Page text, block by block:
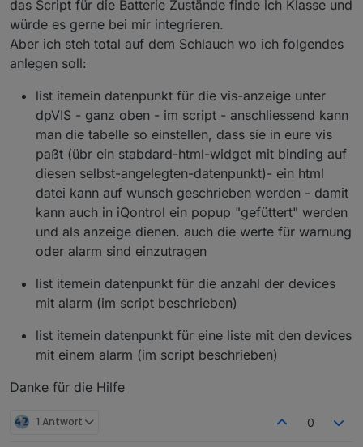
das Script für die Batterie Zustände finde ich Klasse und
würde es gerne bei mir integrieren.
Aber ich steh total auf dem Schlauch wo ich folgendes
anlegen soll:
list itemein datenpunkt für die vis-anzeige unter
dpVIS - ganz oben - im script - anschliessend kann
man die tabelle so einstellen, dass sie in eure vis
paßt (übr ein stabdard-html-widget mit binding auf
diesen selbst-angelegten-datenpunkt)- ein html
datei kann auf wunsch geschrieben werden - damit
kann auch in iQontrol ein popup "gefüttert" werden
und als anzeige dienen. auch die werte für warnung
oder alarm sind einzutragen
list itemein datenpunkt für die anzahl der devices
mit alarm (im script beschrieben)
list itemein datenpunkt für eine liste mit den devices
mit einem alarm (im script beschrieben)
Danke für die Hilfe
1 Antwort 0